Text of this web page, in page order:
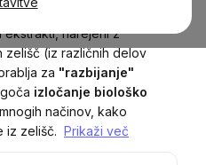
ekstrakti, narejeni z
zelišč (iz različnih delov
za "razbijanje"
izločanje biološko
načinov, kako
iz zelišč. Prikaži več